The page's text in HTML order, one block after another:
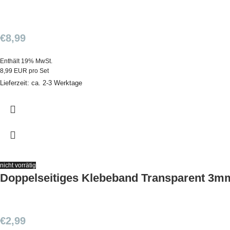
€8,99
Enthält 19% MwSt.
8,99 EUR pro Set
Lieferzeit: ca. 2-3 Werktage
nicht vorrätig
Doppelseitiges Klebeband Transparent
€2,99